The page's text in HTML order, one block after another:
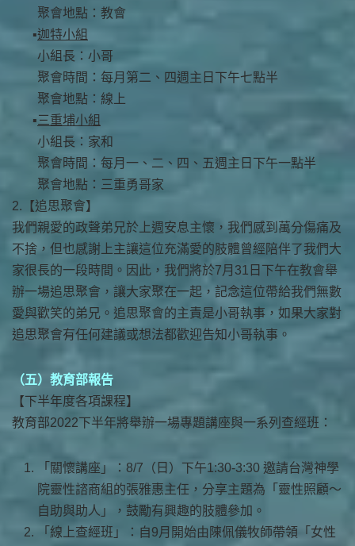
聚會地點：教會
迦特小組
小組長：小哥
聚會時間：每月第二、四週主日下午七點半
聚會地點：線上
三重埔小組
小組長：家和
聚會時間：每月一、二、四、五週主日下午一點半
聚會地點：三重勇哥家
2.【追思聚會】
我們親愛的政聲弟兄於上週安息主懷，我們感到萬分傷痛及
不捨，但也感謝上主讓這位充滿愛的肢體曾經陪伴了我們大
家很長的一段時間。因此，我們將於7月31日下午在教會舉
辦一場追思聚會，讓大家聚在一起，記念這位帶給我們無數
愛與歡笑的弟兄。追思聚會的主責是小哥執事，如果大家對
追思聚會有任何建議或想法都歡迎告知小哥執事。
（五）教育部報告
【下半年度各項課程】
教育部2022下半年將舉辦一場專題講座與一系列查經班：
「關懷講座」：8/7（日）下午1:30-3:30 邀請台灣神學
院靈性諮商組的張雅惠主任，分享主題為「靈性照顧～
自助與助人」，鼓勵有興趣的肢體參加。
「線上查經班」：自9月開始由陳佩儀牧師帶領「女性